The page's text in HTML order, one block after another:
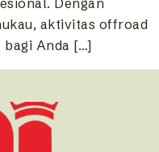
aktivitas offroad
bagi Anda […]